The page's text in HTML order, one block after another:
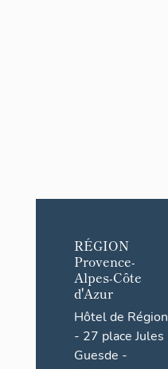
RÉGION
Provence-
Alpes-Côte
d'Azur
Hôtel de Région
- 27 place Jules
Guesde -